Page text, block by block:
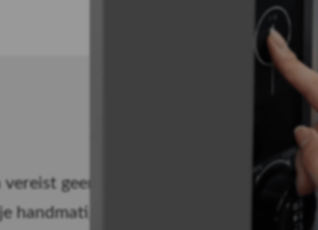
geen grote
handmatig de
De